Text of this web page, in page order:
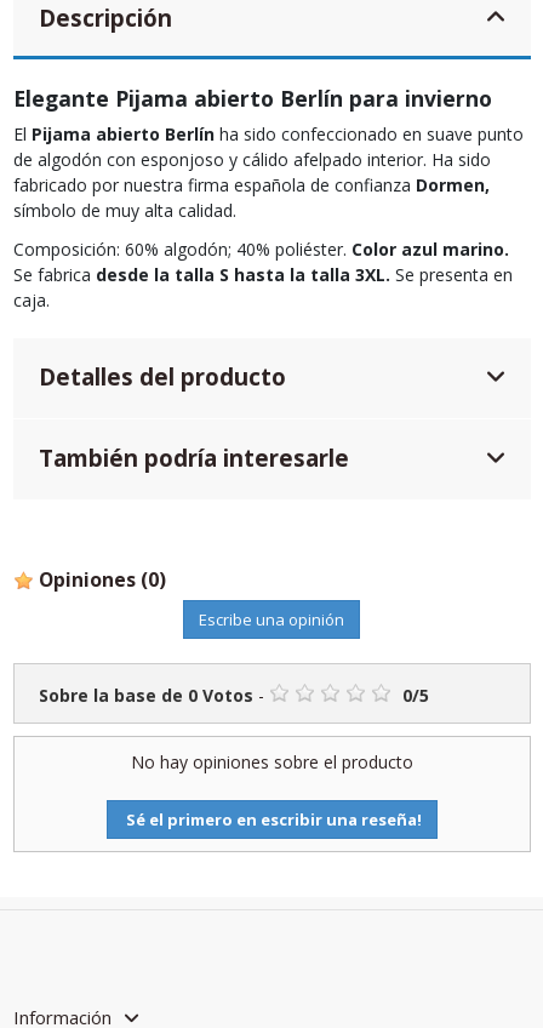
Descripción
Elegante Pijama abierto Berlín para invierno
El Pijama abierto Berlínha sido confeccionado en suave punto
de algodón con esponjoso y cálido afelpado interior. Ha sido
fabricado por nuestra firma española de confianza Dormen,
símbolo de muy alta calidad.
Composición: 60% algodón; 40% poliéster. Color azul marino.
Se fabrica desde la talla S hasta la talla 3XL. Se presenta en
caja.
Detalles del producto
También podría interesarle
Opiniones (0)
Escribe una opinión
Sobre la base de 0Votos - 0/5
No hay opiniones sobre el producto
Sé el primero en escribir una reseña!
Información